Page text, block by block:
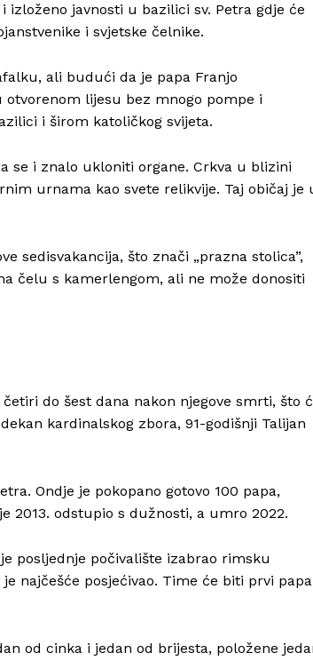
Info
Kontakt
Impressum
javnosti u bazilici sv. Petra gdje će
i svjetske čelnike.
ali budući da je papa Franjo
otvorenom lijesu bez mnogo pompe i
i širom katoličkog svijeta.
se i znalo ukloniti organe. Crkva u blizini
urnama kao svete relikvije. Taj običaj je
sedisvakancija, što znači „prazna stolica”,
čelu s kamerlengom, ali ne može donositi
do šest dana nakon njegove smrti, što
kardinalskog zbora, 91-godišnji Talijan
Ondje je pokopano gotovo 100 papa,
2013. odstupio s dužnosti, a umro 2022.
posljednje počivalište izabrao rimsku
najčešće posjećivao. Time će biti prvi papa
od cinka i jedan od brijesta, položene